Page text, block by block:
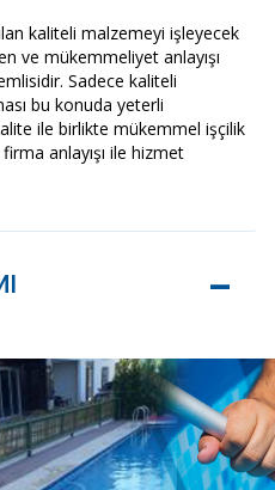
kaliteli malzemeyi işleyecek
ve mükemmeliyet anlayışı
Sadece kaliteli
bu konuda yeterli
ile birlikte mükemmel işçilik
anlayışı ile hizmet
–